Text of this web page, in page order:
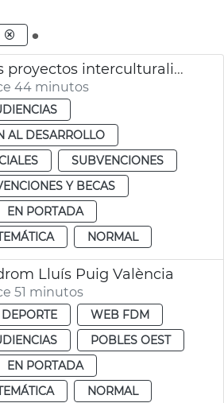
.
Subvenciones proyectos interculturalidad, prevención del racismo y la xenofobia
44 minutos
AL DESARROLLO
SUBVENCIONES
Y BECAS
EN PORTADA
NORMAL
Lluís Puig València
51 minutos
WEB FDM
POBLES OEST
EN PORTADA
NORMAL